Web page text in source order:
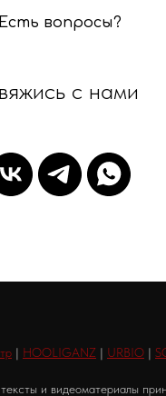
Есть вопросы?
с нами
| HOOLIGANZ | URBIO |
и видеоматериалы